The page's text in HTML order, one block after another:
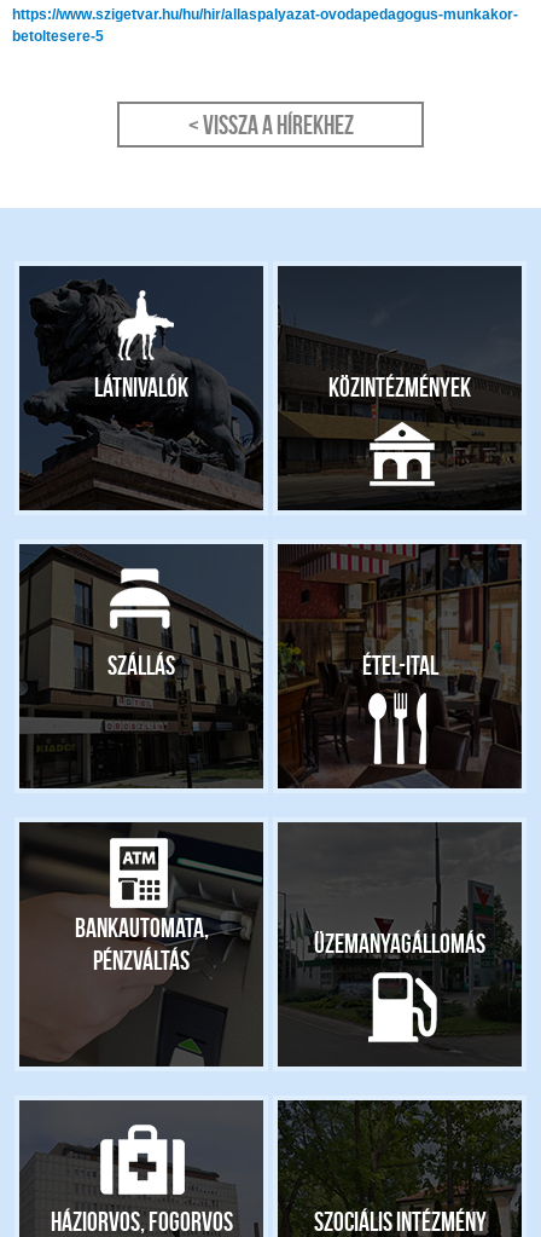
https://www.szigetvar.hu/hu/hir/allaspalyazat-ovodapedagogus-munkakor-
betoltesere-5
< Vissza a hírekhez
Látnivalók Közintézmények
Szállás Étel-ital
Bankautomata,
pénzváltás
Üzemanyagállomás
Háziorvos, fogorvos Szociális intézmény